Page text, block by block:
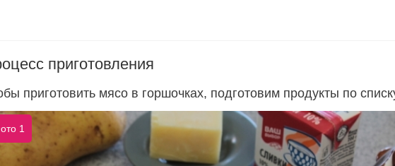
приготовления
приготовить мясо в горшочках, подготовим продукты по
1